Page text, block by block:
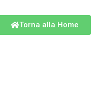
Torna alla Home